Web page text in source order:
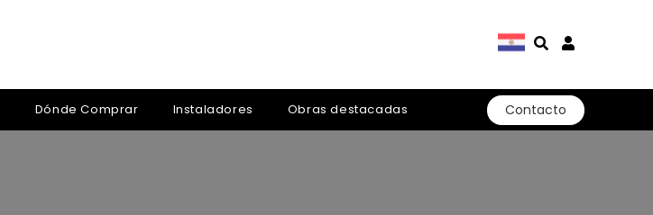
Dónde Comprar Instaladores Obras destacadas Contacto